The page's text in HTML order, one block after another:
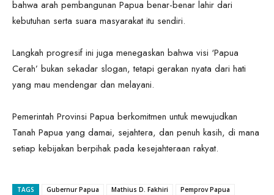
bahwa arah pembangunan Papua benar-benar lahir dari
kebutuhan serta suara masyarakat itu sendiri.
Langkah progresif ini juga menegaskan bahwa visi ‘Papua
Cerah’ bukan sekadar slogan, tetapi gerakan nyata dari hati
yang mau mendengar dan melayani.
Pemerintah Provinsi Papua berkomitmen untuk mewujudkan
Tanah Papua yang damai, sejahtera, dan penuh kasih, di mana
setiap kebijakan berpihak pada kesejahteraan rakyat.
TAGS Gubernur Papua Mathius D. Fakhiri Pemprov Papua